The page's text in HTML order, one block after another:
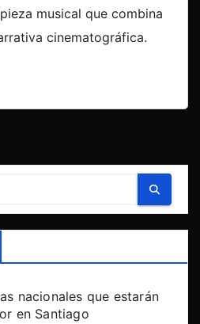
musical que combina
cinematográfica.
nacionales que estarán
en Santiago